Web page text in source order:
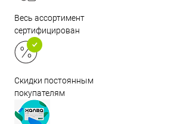
Весь ассортимент
сертифицирован
Скидки постоянным
покупателям